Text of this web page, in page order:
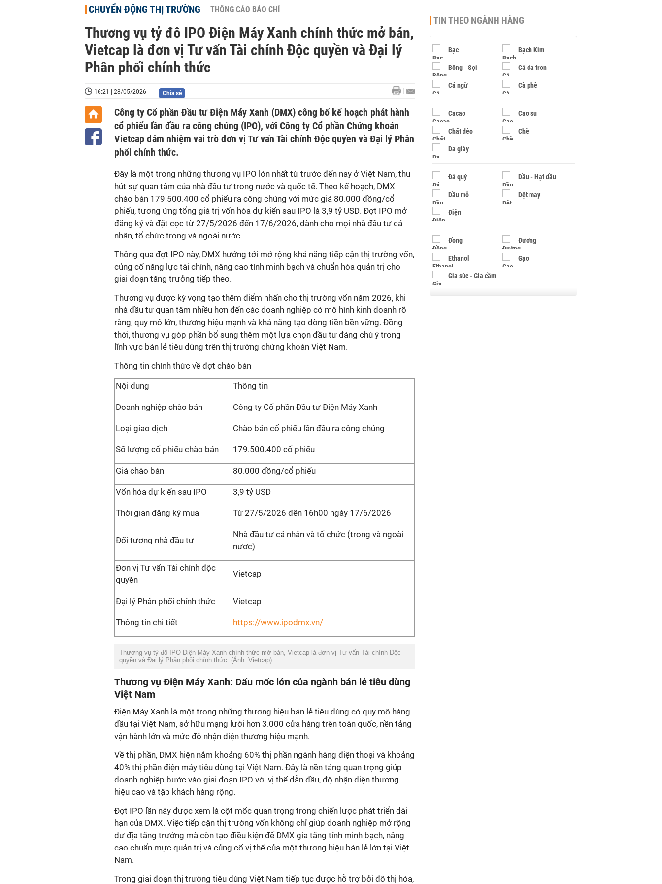
CHUYỂN ĐỘNG THỊ TRƯỜNG THÔNG CÁO BÁO CHÍ
Thương vụ tỷ đô IPO Điện Máy Xanh chính thức mở bán,
Vietcap là đơn vị Tư vấn Tài chính Độc quyền và Đại lý
Phân phối chính thức
16:21 | 28/05/2026 Chia sẻ
Công ty Cổ phần Đầu tư Điện Máy Xanh (DMX) công bố kế hoạch phát hành
cổ phiếu lần đầu ra công chúng (IPO), với Công ty Cổ phần Chứng khoán
Vietcap đảm nhiệm vai trò đơn vị Tư vấn Tài chính Độc quyền và Đại lý Phân
phối chính thức.
Đây là một trong những thương vụ IPO lớn nhất từ trước đến nay ở Việt Nam, thu
hút sự quan tâm của nhà đầu tư trong nước và quốc tế. Theo kế hoạch, DMX
chào bán 179.500.400 cổ phiếu ra công chúng với mức giá 80.000 đồng/cổ
phiếu, tương ứng tổng giá trị vốn hóa dự kiến sau IPO là 3,9 tỷ USD. Đợt IPO mở
đăng ký và đặt cọc từ 27/5/2026 đến 17/6/2026, dành cho mọi nhà đầu tư cá
nhân, tổ chức trong và ngoài nước.
Thông qua đợt IPO này, DMX hướng tới mở rộng khả năng tiếp cận thị trường vốn,
củng cố năng lực tài chính, nâng cao tính minh bạch và chuẩn hóa quản trị cho
giai đoạn tăng trưởng tiếp theo.
Thương vụ được kỳ vọng tạo thêm điểm nhấn cho thị trường vốn năm 2026, khi
nhà đầu tư quan tâm nhiều hơn đến các doanh nghiệp có mô hình kinh doanh rõ
ràng, quy mô lớn, thương hiệu mạnh và khả năng tạo dòng tiền bền vững. Đồng
thời, thương vụ góp phần bổ sung thêm một lựa chọn đầu tư đáng chú ý trong
lĩnh vực bán lẻ tiêu dùng trên thị trường chứng khoán Việt Nam.
Thông tin chính thức về đợt chào bán
Nội dung Thông tin
Doanh nghiệp chào bán Công ty Cổ phần Đầu tư Điện Máy Xanh
Loại giao dịch Chào bán cổ phiếu lần đầu ra công chúng
Số lượng cổ phiếu chào bán 179.500.400 cổ phiếu
Giá chào bán 80.000 đồng/cổ phiếu
Vốn hóa dự kiến sau IPO 3,9 tỷ USD
Thời gian đăng ký mua Từ 27/5/2026 đến 16h00 ngày 17/6/2026
Đối tượng nhà đầu tư
Nhà đầu tư cá nhân và tổ chức (trong và ngoài
nước)
Đơn vị Tư vấn Tài chính độc
quyền
Vietcap
Đại lý Phân phối chính thức Vietcap
Thông tin chi tiết https://www.ipodmx.vn/
Thương vụ tỷ đô IPO Điện Máy Xanh chính thức mở bán, Vietcap là đơn vị Tư vấn Tài chính Độc
quyền và Đại lý P hân phối chính thức. (Ảnh: Vietcap)
Thương vụ Điện Máy Xanh: Dấu mốc lớn của ngành bán lẻ tiêu dùng
Việt Nam
Điện Máy Xanh là một trong những thương hiệu bán lẻ tiêu dùng có quy mô hàng
đầu tại Việt Nam, sở hữu mạng lưới hơn 3.000 cửa hàng trên toàn quốc, nền tảng
vận hành lớn và mức độ nhận diện thương hiệu mạnh.
Về thị phần, DMX hiện nắm khoảng 60% thị phần ngành hàng điện thoại và khoảng
40% thị phần điện máy tiêu dùng tại Việt Nam. Đây là nền tảng quan trọng giúp
doanh nghiệp bước vào giai đoạn IPO với vị thế dẫn đầu, độ nhận diện thương
hiệu cao và tập khách hàng rộng.
Đợt IPO lần này được xem là cột mốc quan trọng trong chiến lược phát triển dài
hạn của DMX. Việc tiếp cận thị trường vốn không chỉ giúp doanh nghiệp mở rộng
dư địa tăng trưởng mà còn tạo điều kiện để DMX gia tăng tính minh bạch, nâng
cao chuẩn mực quản trị và củng cố vị thế của một thương hiệu bán lẻ lớn tại Việt
Nam.
Trong giai đoạn thị trường tiêu dùng Việt Nam tiếp tục được hỗ trợ bởi đô thị hóa,
TIN THEO NGÀNH HÀNG
Bạc Bạch Kim
Bông - Sợi Cá da trơn
Cá ngừ Cà phê
Cacao Cao su
Chất dẻo Chè
Da giày
Đá quý Dầu - Hạt dầu
Dầu mỏ Dệt may
Điện
Đồng Đường
Ethanol Gạo
Gia súc - Gia cầm